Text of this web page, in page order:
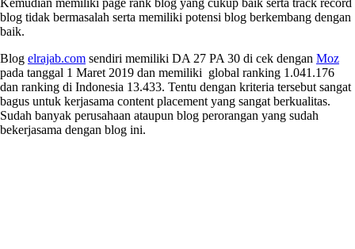
Kemudian memiliki page rank blog yang cukup baik serta track record
blog tidak bermasalah serta memiliki potensi blog berkembang dengan
baik.
Blog elrajab.com sendiri memiliki DA 27 PA 30 di cek dengan Moz
pada tanggal 1 Maret 2019 dan memiliki global ranking 1.041.176
dan ranking di Indonesia 13.433. Tentu dengan kriteria tersebut sangat
bagus untuk kerjasama content placement yang sangat berkualitas.
Sudah banyak perusahaan ataupun blog perorangan yang sudah
bekerjasama dengan blog ini.